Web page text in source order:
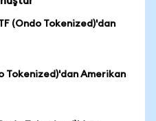
(Ondo Tokenized)'dan
Tokenized)'dan Amerikan